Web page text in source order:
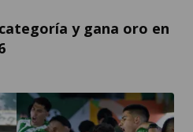
y gana oro en